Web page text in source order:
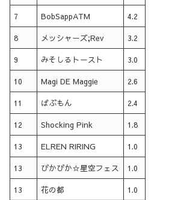
7 BobSappATM 4.2
8 メッシャーズ;Rev 3.2
9 みそしるトースト 3.0
10 Magi DE Maggie 2.6
11 ばぶもん 2.4
12 Shocking Pink 1.8
13 ELREN RIRING 1.0
13 ぴかぴか☆星空フェス 1.0
13 花の都 1.0